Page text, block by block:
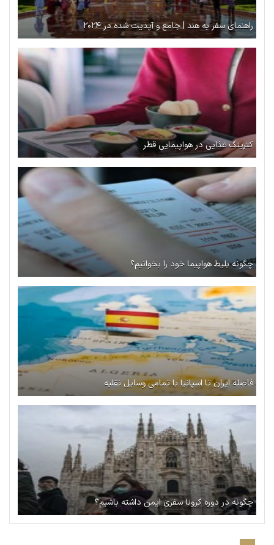
راهنمای سفر به هند | جامع و آپدیت شده در ۲۰۲۴
کترینگ غذایی در هواپیمایی قطر
چگونه بلیط هواپیما خود را بخوانیم؟
فاصله ایران تا اسپانیا با تمامی وسایل نقلیه
چگونه در دوره کرونا سفری ایمن داشته باشیم؟